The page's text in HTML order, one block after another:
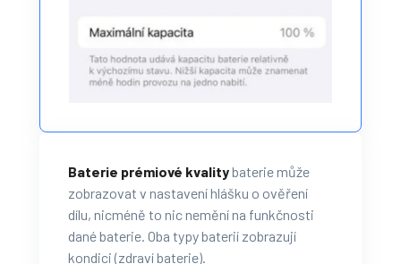
Baterie prémiové kvalitybaterie může
zobrazovat v nastavení hlášku o ověření
dílu, nicméně to nic nemění na funkčnosti
dané baterie. Oba typy baterií zobrazují
kondici (zdraví baterie).